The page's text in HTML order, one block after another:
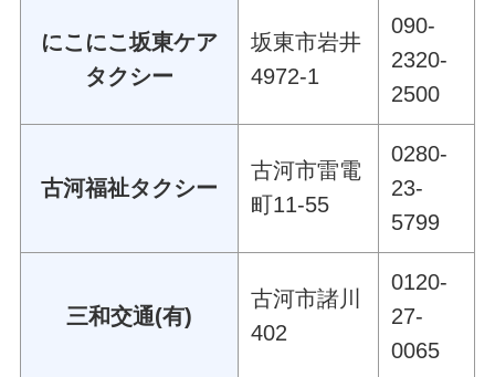
にこにこ坂東ケア
タクシー
坂東市岩井
4972-1
090-
2320-
2500
古河福祉タクシー
古河市雷電
町11-55
0280-
23-
5799
三和交通(有)
古河市諸川
402
0120-
27-
0065